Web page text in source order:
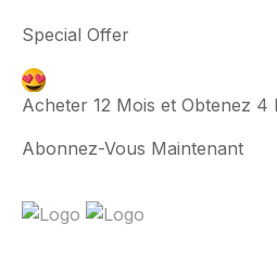
Special Offer
Acheter 12 Mois et Obtenez
Abonnez-Vous Maintenant